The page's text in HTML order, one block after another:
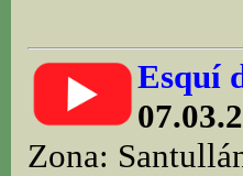
Esquí
Zona: